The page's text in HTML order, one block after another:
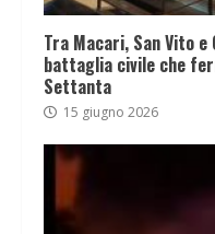
Tra Macari, San Vito
battaglia civile che
Settanta
15 giugno 2026